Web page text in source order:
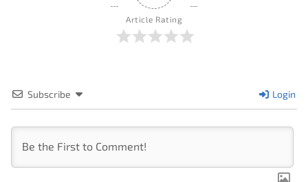
Article Rating
Subscribe Login